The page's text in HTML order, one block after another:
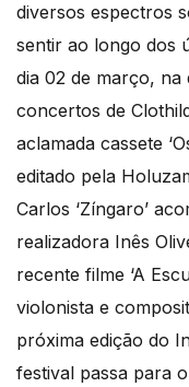
diversos espectros
sentir ao longo dos
dia 02 de março,
concertos de
aclamada cassete
editado pela
Carlos ‘Zíngaro’
realizadora Inês
recente filme ‘A
violonista e
próxima edição do
festival passa para